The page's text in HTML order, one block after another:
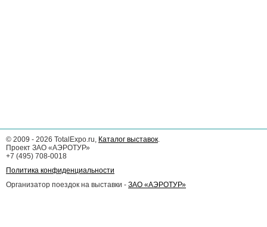
© 2009 - 2026 TotalExpo.ru, Каталог выставок.
Проект ЗАО «АЭРОТУР»
+7 (495) 708-0018
Политика конфиденциальности
Организатор поездок на выставки - ЗАО «АЭРОТУР»